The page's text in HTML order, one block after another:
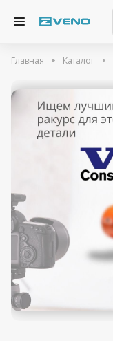
Главная Каталог